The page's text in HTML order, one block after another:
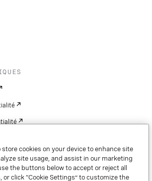
store cookies on your device to enhance site
site usage, and assist in our marketing
the buttons below to accept or reject all
or click “Cookie Settings” to customize the